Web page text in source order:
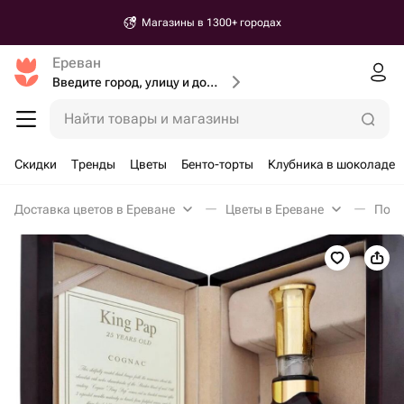
Магазины в 1300+ городах
Ереван
Введите город, улицу и дом доставки
Найти товары и магазины
Скидки Тренды Цветы Бенто-торты Клубника в шоколаде
Доставка цветов в Ереване Цветы в Ереване